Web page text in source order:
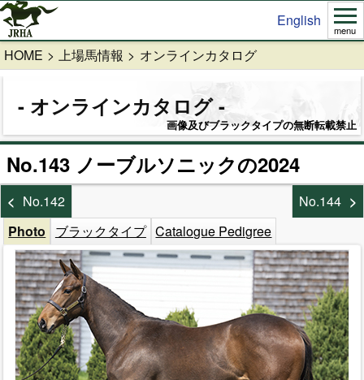
English
menu
HOME 上場馬情報 オンラインカタログ
オンラインカタログ
画像及びブラックタイプの無断転載禁止
No.143 ノーブルソニックの2024
No.142
No.144
Photo
ブラックタイプ Catalogue Pedigree